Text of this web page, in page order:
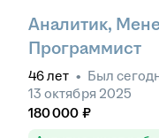
Аналитик,
Программист
46лет • Был
13 октября 2025
180 000 ₽